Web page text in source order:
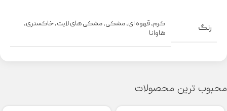
رنگ کرم,قهوه ای,مشکی,مشکی های لایت,خاکستری,
هاوانا
محبوب ترین محصولات